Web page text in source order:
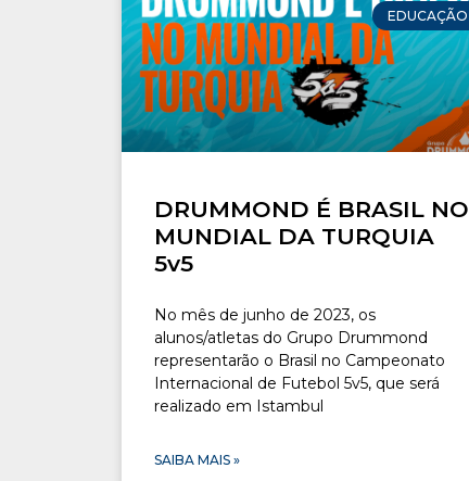
EDUCAÇÃO
DRUMMOND É BRASIL NO
MUNDIAL DA TURQUIA
5v5
No mês de junho de 2023, os
alunos/atletas do Grupo Drummond
representarão o Brasil no Campeonato
Internacional de Futebol 5v5, que será
realizado em Istambul
SAIBA MAIS »